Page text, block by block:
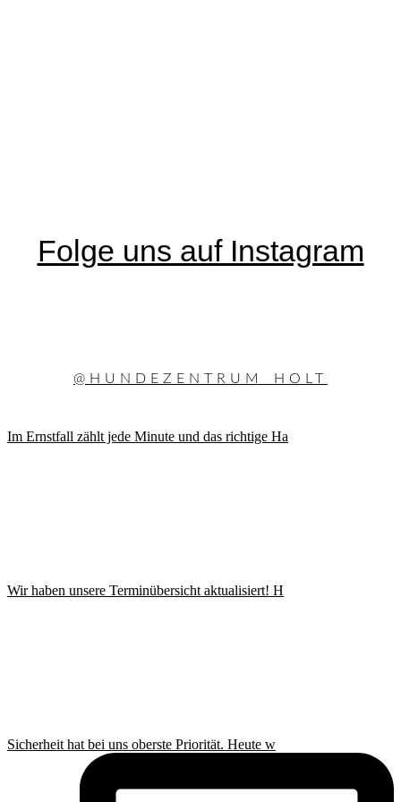
Folge uns auf Instagram
@HUNDEZENTRUM_HOLT
Im Ernstfall zählt jede Minute und das richtige Ha
Wir haben unsere Terminübersicht aktualisiert! H
Sicherheit hat bei uns oberste Priorität. Heute w